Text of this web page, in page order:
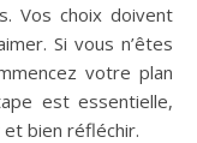
Vos choix doivent
Si vous n’êtes
votre plan
est essentielle,
bien réfléchir.